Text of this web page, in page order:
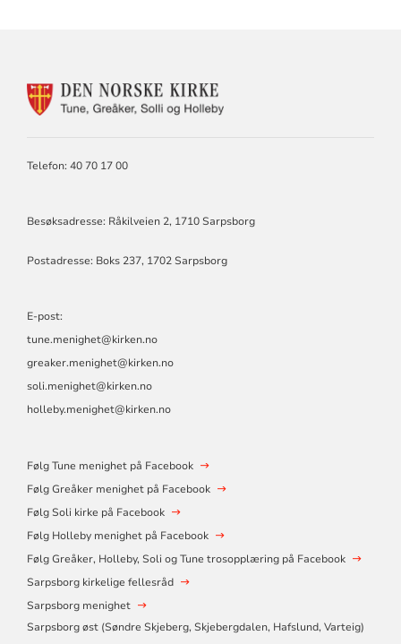
FOR
Telefon: 40 70 17 00
Besøksadresse: Råkilveien 2, 1710 Sarpsborg
Postadresse: Boks 237, 1702 Sarpsborg
E-post:
tune.menighet@kirken.no
greaker.menighet@kirken.no
soli.menighet@kirken.no
holleby.menighet@kirken.no
Følg Tune menighet på Facebook
Følg Greåker menighet på Facebook
Følg Soli kirke på Facebook
Følg Holleby menighet på Facebook
Følg Greåker, Holleby, Soli og Tune trosopplæring på Facebook
Sarpsborg kirkelige fellesråd
Sarpsborg menighet
Sarpsborg øst (​Søndre Skjeberg, Skjebergdalen, Hafslund, Varteig)